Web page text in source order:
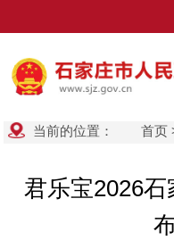
当前的位置： 首页
君乐宝2026